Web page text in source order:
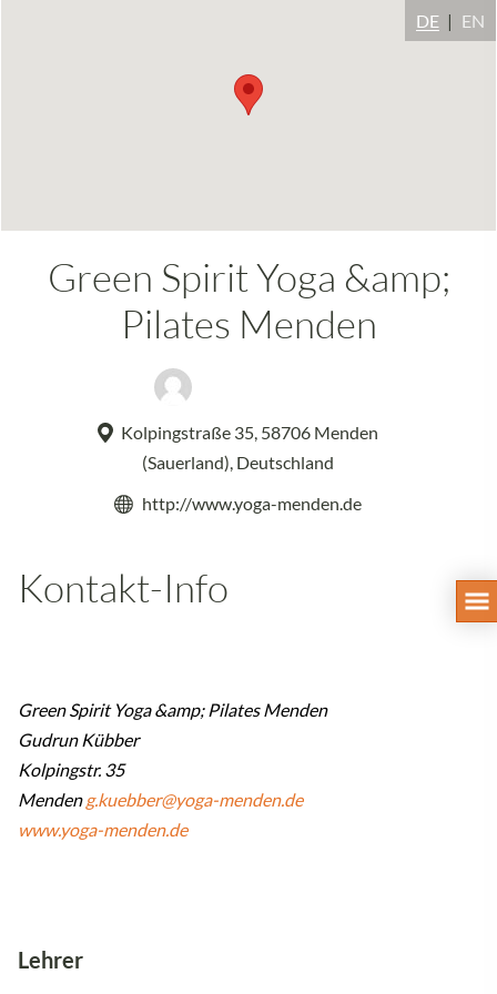
DE EN
Green Spirit Yoga &amp;
Pilates Menden
Kolpingstraße 35, 58706 Menden
(Sauerland), Deutschland
http://www.yoga-menden.de
Kontakt-Info
Green Spirit Yoga &amp; Pilates Menden
Gudrun Kübber
Kolpingstr. 35
Mendeng.kuebber@yoga-menden.de
www.yoga-menden.de
Lehrer